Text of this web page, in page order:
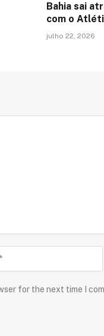
Bahia sai
com o
julho 22, 2026
for the next time I